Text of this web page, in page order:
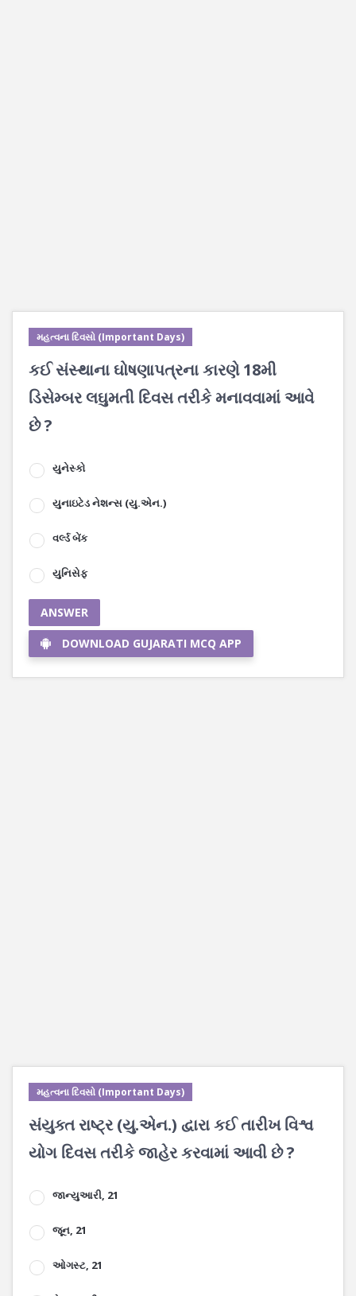
મહત્વના દિવસો (Important Days)
કઈ સંસ્થાના ઘોષણાપત્રના કારણે 18મી
ડિસેમ્બર લઘુમતી દિવસ તરીકે મનાવવામાં આવે
છે ?
યુનેસ્કો
યુનાઇટેડ નેશન્સ (યુ.એન.)
વર્લ્ડ બેંક
યુનિસેફ
ANSWER
DOWNLOAD GUJARATI MCQ APP
મહત્વના દિવસો (Important Days)
સંયુક્ત રાષ્ટ્ર (યુ.એન.) દ્વારા કઈ તારીખ વિશ્વ
યોગ દિવસ તરીકે જાહેર કરવામાં આવી છે ?
જાન્યુઆરી, 21
જૂન, 21
ઓગસ્ટ, 21